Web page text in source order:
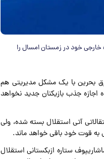
خارجی خود در زمستان امسال را
بحرین با یک مشکل مدیریتی هم
اجازه جذب بازیکنان جدید نخواهد
آتی استقلال بسته شده، ولی
به قوت خود باقی خواهد ماند.
ستاره ازبکستانی استقلال